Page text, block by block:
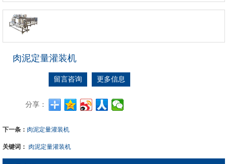
肉泥定量灌装机
留言咨询 更多信息
分享：
下一条： 肉泥定量灌装机
关键词： 肉泥定量灌装机